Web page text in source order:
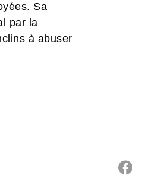
Sa
par la
à abuser